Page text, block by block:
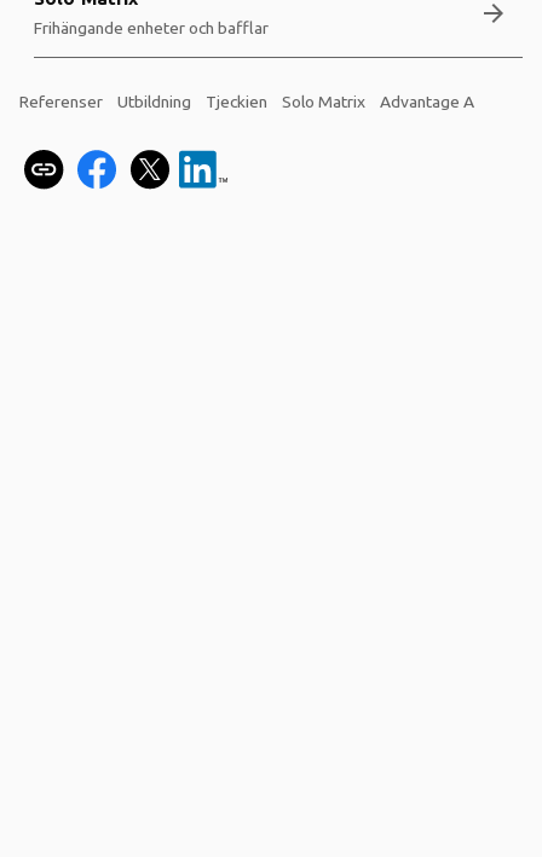
Frihängande enheter och bafflar arrow_forward
Referenser Utbildning Tjeckien Solo Matrix Advantage A